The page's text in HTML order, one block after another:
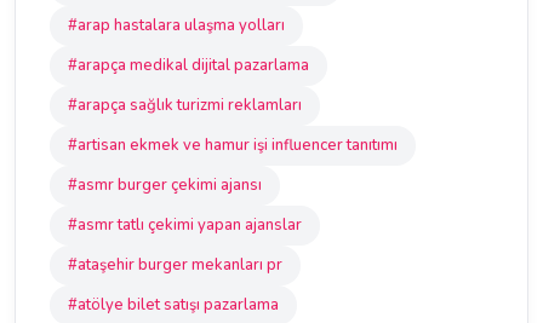
#arap hastalara ulaşma yolları
#arapça medikal dijital pazarlama
#arapça sağlık turizmi reklamları
#artisan ekmek ve hamur işi influencer tanıtımı
#asmr burger çekimi ajansı
#asmr tatlı çekimi yapan ajanslar
#ataşehir burger mekanları pr
#atölye bilet satışı pazarlama